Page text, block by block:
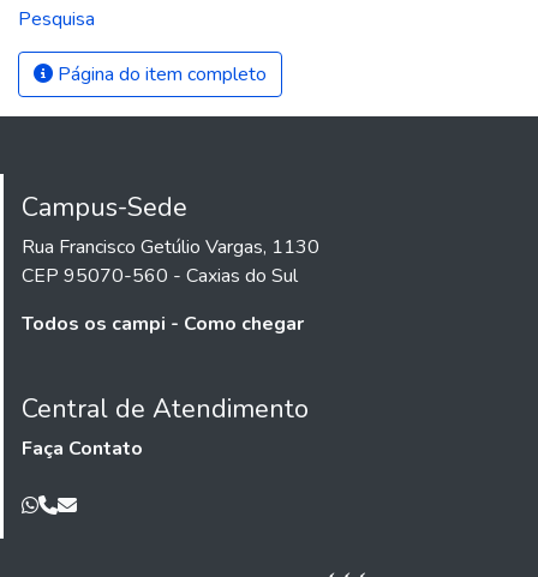
Pesquisa
Página do item completo
Campus-Sede
Rua Francisco Getúlio Vargas, 1130
CEP 95070-560 - Caxias do Sul
Todos os campi - Como chegar
Central de Atendimento
Faça Contato